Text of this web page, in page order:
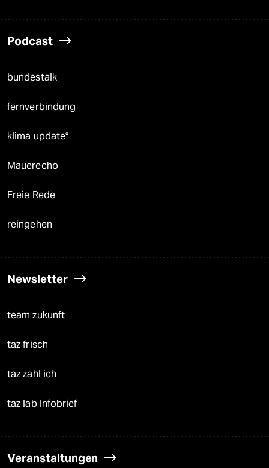
Podcast
bundestalk
fernverbindung
klima update°
Mauerecho
Freie Rede
reingehen
Newsletter
team zukunft
taz frisch
taz zahl ich
taz lab Infobrief
Veranstaltungen